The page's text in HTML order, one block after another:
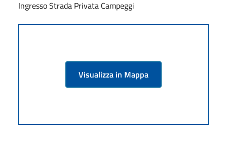
Ingresso Strada Privata Campeggi
Visualizza in Mappa